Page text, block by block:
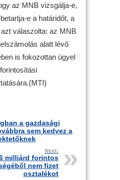
az MNB vizsgálja-e,
e a határidőt, a
válaszolta: az MNB
alatt lévő
is fokozottan ügyel
a gazdasági
sem kedvez a
Next:
milliárd forintos
nem fizet
osztalékot